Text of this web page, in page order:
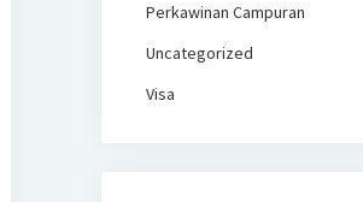
Perkawinan Campuran
Uncategorized
Visa